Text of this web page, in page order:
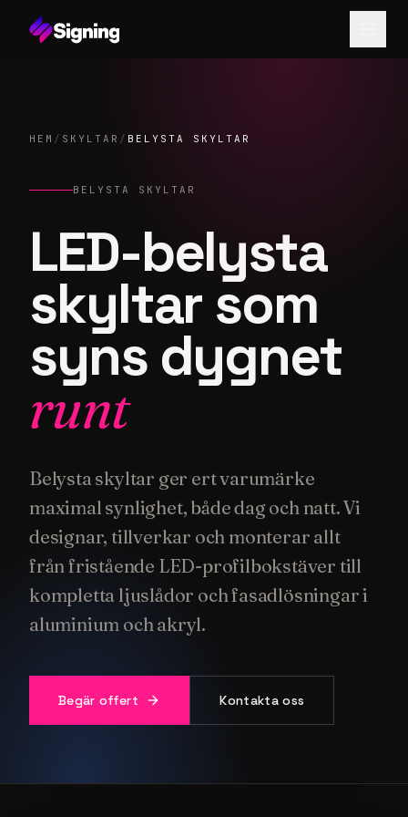
HEM / SKYLTAR / BELYSTA SKYLTAR
BELYSTA SKYLTAR
LED-belysta
skyltar som
syns dygnet
runt
Belysta skyltar ger ert varumärke
maximal synlighet, både dag och natt. Vi
designar, tillverkar och monterar allt
från fristående LED-profilbokstäver till
kompletta ljuslådor och fasadlösningar i
aluminium och akryl.
Begär offert Kontakta oss